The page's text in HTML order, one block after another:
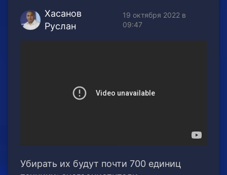
Хасанов
Руслан
19 октября 2022 в
09:47
Убирать их будут почти 700 единиц